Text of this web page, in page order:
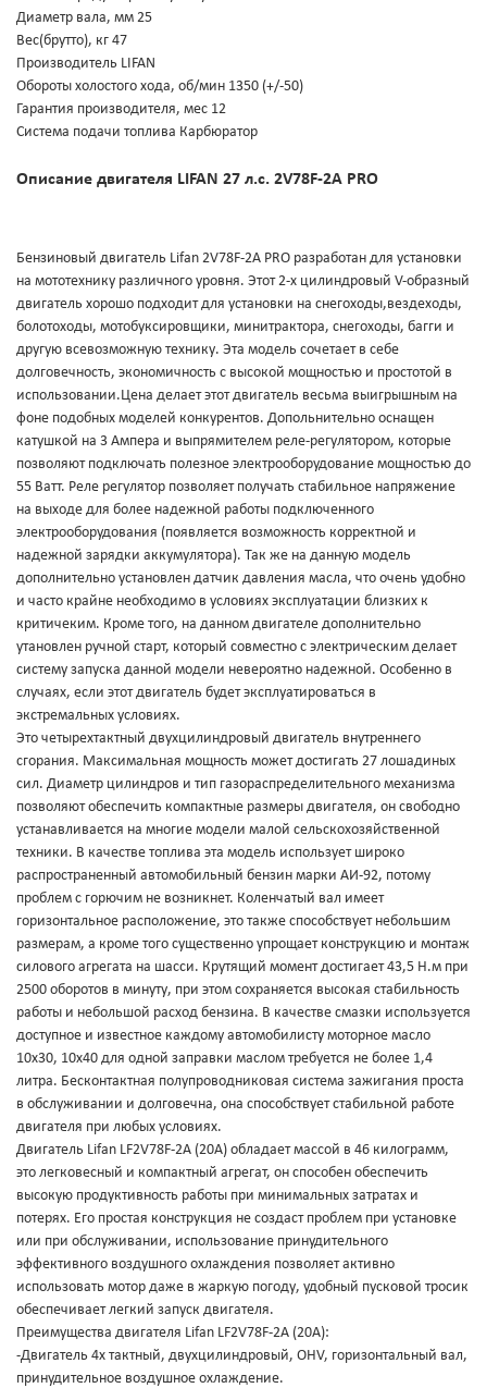
Диаметр вала, мм 25
Вес(брутто), кг 47
Производитель LIFAN
Обороты холостого хода, об/мин 1350 (+/-50)
Гарантия производителя, мес 12
Система подачи топлива Карбюратор
Описание двигателя LIFAN 27 л.с. 2V78F-2A PRO
Бензиновый двигатель Lifan 2V78F-2A PRO разработан для установки
на мототехнику различного уровня. Этот 2-х цилиндровый V-образный
двигатель хорошо подходит для установки на снегоходы,вездеходы,
болотоходы, мотобуксировщики, минитрактора, снегоходы, багги и
другую всевозможную технику. Эта модель сочетает в себе
долговечность, экономичность с высокой мощностью и простотой в
использовании.Цена делает этот двигатель весьма выигрышным на
фоне подобных моделей конкурентов. Допольнительно оснащен
катушкой на 3 Ампера и выпрямителем реле-регулятором, которые
позволяют подключать полезное электрооборудование мощностью до
55 Ватт. Реле регулятор позволяет получать стабильное напряжение
на выходе для более надежной работы подключенного
электрооборудования (появляется возможность корректной и
надежной зарядки аккумулятора). Так же на данную модель
дополнительно установлен датчик давления масла, что очень удобно
и часто крайне необходимо в условиях эксплуатации близких к
критичеким. Кроме того, на данном двигателе дополнительно
утановлен ручной старт, который совместно с электрическим делает
систему запуска данной модели невероятно надежной. Особенно в
случаях, если этот двигатель будет эксплуатироваться в
экстремальных условиях.
Это четырехтактный двухцилиндровый двигатель внутреннего
сгорания. Максимальная мощность может достигать 27 лошадиных
сил. Диаметр цилиндров и тип газораспределительного механизма
позволяют обеспечить компактные размеры двигателя, он свободно
устанавливается на многие модели малой сельскохозяйственной
техники. В качестве топлива эта модель использует широко
распространенный автомобильный бензин марки АИ-92, потому
проблем с горючим не возникнет. Коленчатый вал имеет
горизонтальное расположение, это также способствует небольшим
размерам, а кроме того существенно упрощает конструкцию и монтаж
силового агрегата на шасси. Крутящий момент достигает 43,5 Н.м при
2500 оборотов в минуту, при этом сохраняется высокая стабильность
работы и небольшой расход бензина. В качестве смазки используется
доступное и известное каждому автомобилисту моторное масло
10х30, 10х40 для одной заправки маслом требуется не более 1,4
литра. Бесконтактная полупроводниковая система зажигания проста
в обслуживании и долговечна, она способствует стабильной работе
двигателя при любых условиях.
Двигатель Lifan LF2V78F-2А (20А) обладает массой в 46 килограмм,
это легковесный и компактный агрегат, он способен обеспечить
высокую продуктивность работы при минимальных затратах и
потерях. Его простая конструкция не создаст проблем при установке
или при обслуживании, использование принудительного
эффективного воздушного охлаждения позволяет активно
использовать мотор даже в жаркую погоду, удобный пусковой тросик
обеспечивает легкий запуск двигателя.
Преимущества двигателя Lifan LF2V78F-2А (20А):
-Двигатель 4х тактный, двухцилиндровый, OHV, горизонтальный вал,
принудительное воздушное охлаждение.